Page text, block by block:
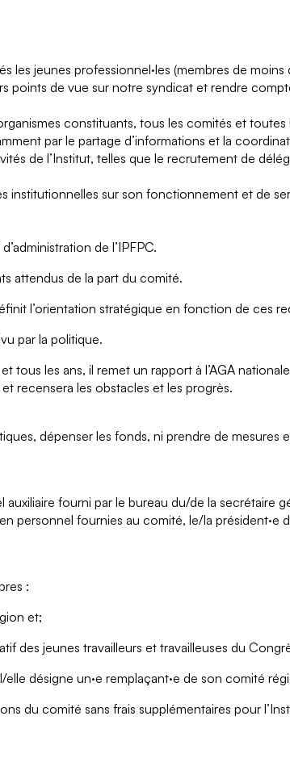
jeunes professionnel·les (membres de
points de vue sur notre syndicat et rendre
constituants, tous les comités et
par le partage d’informations et la
de l’Institut, telles que le recrutement de
institutionnelles sur son fonctionnement et de
de l’IPFPC.
attendus de la part du comité.
l’orientation stratégique en fonction de ces
par la politique.
tous les ans, il remet un rapport à l’AGA
recensera les obstacles et les progrès.
dépenser les fonds, ni prendre de mesures
fourni par le bureau du/de la secrétaire
personnel fournies au comité, le/la président·e
:
et;
des jeunes travailleurs et travailleuses du
elle désigne un·e remplaçant·e de son comité
du comité sans frais supplémentaires pour